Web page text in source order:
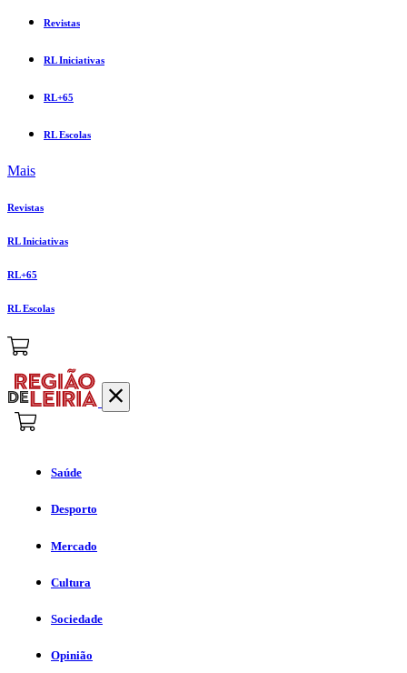
Revistas
RL Iniciativas
RL+65
RL Escolas
Mais
Revistas
RL Iniciativas
RL+65
RL Escolas
Saúde
Desporto
Mercado
Cultura
Sociedade
Opinião